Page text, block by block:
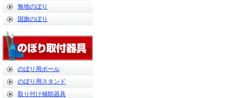
無地のぼり
国旗のぼり
のぼり用ポール
のぼり用スタンド
取り付け補助器具